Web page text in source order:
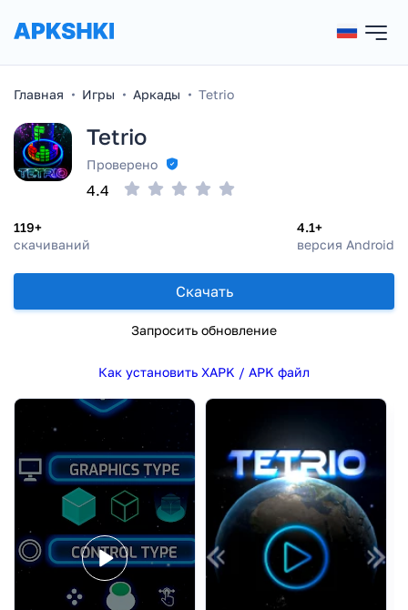
Главная Игры Аркады Tetrio
Tetrio
Проверено
119+
скачиваний
4.1+
версия Android
4.4
Скачать
Запросить обновление
Как установить XAPK / APK файл